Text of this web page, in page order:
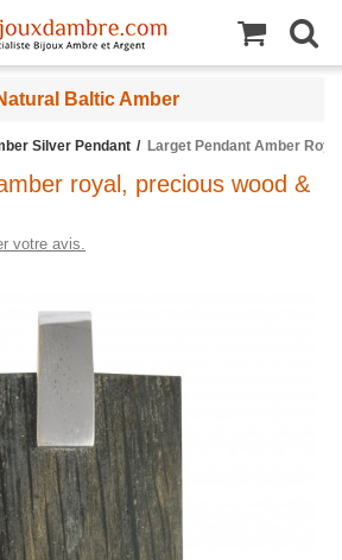
Baltic Amber
Silver Pendant Larget Pendant Amber
royal, precious wood &
votre avis.